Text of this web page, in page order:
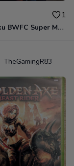
1
Son Goku BWFC Super Master Stars
TheGamingR83